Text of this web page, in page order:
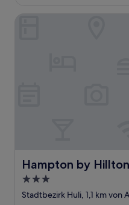
Hampton by
Hampton by Hillton
3.0-
Sterne-
Stadtbezirk Huli, 1,1 km